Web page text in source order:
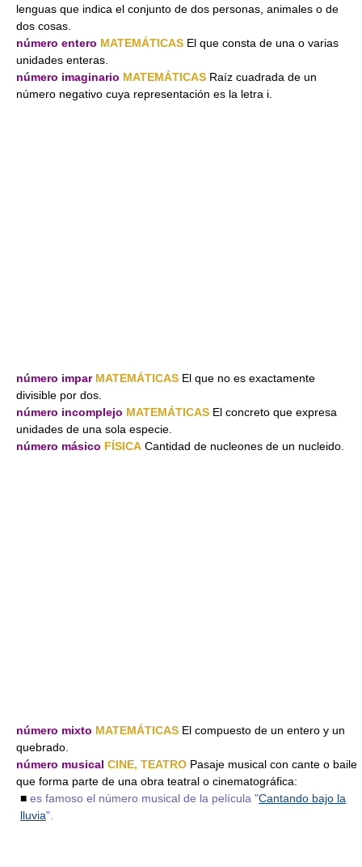
lenguas que indica el conjunto de dos personas, animales o de
dos cosas.
número entero MATEMÁTICAS El que consta de una o varias
unidades enteras.
número imaginario MATEMÁTICAS Raíz cuadrada de un
número negativo cuya representación es la letra i.
número impar MATEMÁTICAS El que no es exactamente
divisible por dos.
número incomplejo MATEMÁTICAS El concreto que expresa
unidades de una sola especie.
número másico FÍSICA Cantidad de nucleones de un nucleido.
número mixto MATEMÁTICAS El compuesto de un entero y un
quebrado.
número musical CINE, TEATRO Pasaje musical con cante o baile
que forma parte de una obra teatral o cinematográfica:
■ es famoso el número musical de la película "Cantando bajo la
lluvia".